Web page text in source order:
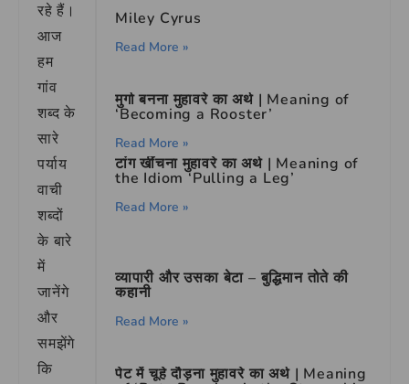
रहे हैं।
आज
हम
गांव
शब्द के
सारे
पर्याय
वाची
शब्दों
के बारे
में
जानेंगे
और
समझेंगे
कि
Miley Cyrus
Read More »
मुर्गा बनना मुहावरे का अर्थ | Meaning of
‘Becoming a Rooster’
Read More »
टांग खींचना मुहावरे का अर्थ | Meaning of
the Idiom ‘Pulling a Leg’
Read More »
व्यापारी और उसका बेटा – बुद्धिमान तोते की
कहानी
Read More »
पेट में चूहे दौड़ना मुहावरे का अर्थ | Meaning